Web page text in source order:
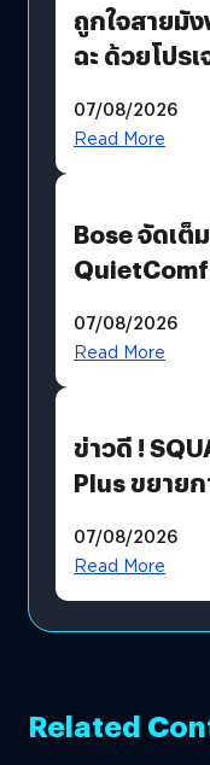
ถูกใจสายมั
ฉะ ด้วยโปร
มีภาษาไทยด้
07/08/2026
Read More
Bose จัดเต็
07/08/2026
Read More
ข่าวดี !
Plus ขยาย
โดยตรง
07/08/2026
Read More
Related